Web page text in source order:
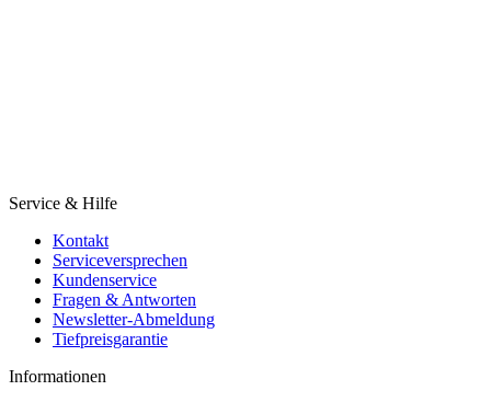
Service & Hilfe
Kontakt
Serviceversprechen
Kundenservice
Fragen & Antworten
Newsletter-Abmeldung
Tiefpreisgarantie
Informationen